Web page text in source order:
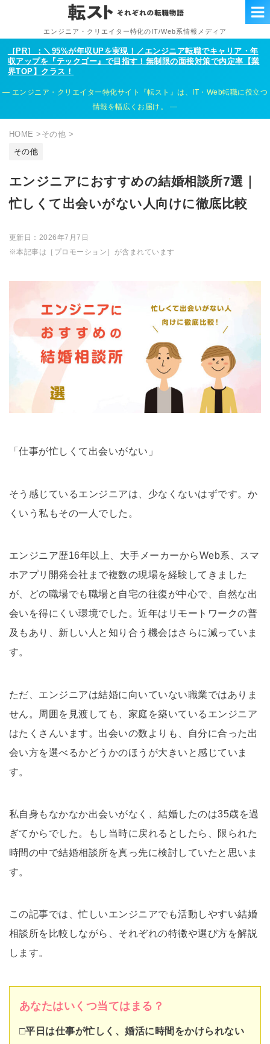
エンジニア・クリエイター特化のIT/Web系情報メディア
［PR］：＼95%が年収UPを実現！／エンジニア転職でキャリア・年
収アップを『テックゴー』で目指す！無制限の面接対策で内定率【業
界TOP】クラス！
エンジニア・クリエイター特化サイト『転スト』は、IT・Web転職に役立つ
情報を幅広くお届け。
HOME > その他 >
その他
エンジニアにおすすめの結婚相談所7選｜
忙しくて出会いがない人向けに徹底比較
更新日： 2026年7月7日
※本記事は［プロモーション］が含まれています
「仕事が忙しくて出会いがない」
そう感じているエンジニアは、少なくないはずです。か
くいう私もその一人でした。
エンジニア歴16年以上、大手メーカーからWeb系、スマ
ホアプリ開発会社まで複数の現場を経験してきました
が、どの職場でも職場と自宅の往復が中心で、自然な出
会いを得にくい環境でした。近年はリモートワークの普
及もあり、新しい人と知り合う機会はさらに減っていま
す。
ただ、エンジニアは結婚に向いていない職業ではありま
せん。周囲を見渡しても、家庭を築いているエンジニア
はたくさんいます。出会いの数よりも、自分に合った出
会い方を選べるかどうかのほうが大きいと感じていま
す。
私自身もなかなか出会いがなく、結婚したのは35歳を過
ぎてからでした。もし当時に戻れるとしたら、限られた
時間の中で結婚相談所を真っ先に検討していたと思いま
す。
この記事では、忙しいエンジニアでも活動しやすい結婚
相談所を比較しながら、それぞれの特徴や選び方を解説
します。
あなたはいくつ当てはまる？
□平日は仕事が忙しく、婚活に時間をかけられない